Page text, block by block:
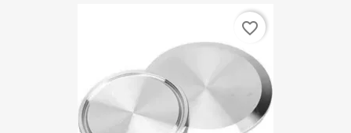
favorite_border